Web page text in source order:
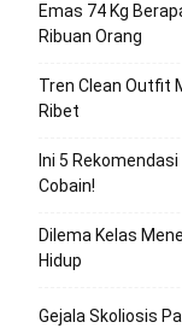
Emas 74 Kg
Ribuan Orang
Tren Clean Outfit
Ribet
Ini 5
Cobain!
Dilema Kelas
Hidup
Gejala Skoliosis